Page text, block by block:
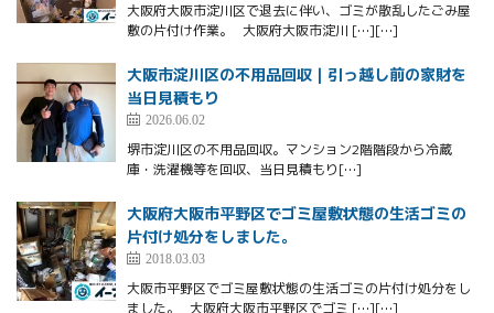
大阪府大阪市淀川区で退去に伴い、ゴミが散乱したごみ屋
敷の片付け作業。 大阪府大阪市淀川 […][…]
大阪市淀川区の不用品回収｜引っ越し前の家財を
当日見積もり
2026.06.02
堺市淀川区の不用品回収。マンション2階階段から冷蔵
庫・洗濯機等を回収、当日見積もり[…]
大阪府大阪市平野区でゴミ屋敷状態の生活ゴミの
片付け処分をしました。
2018.03.03
大阪市平野区でゴミ屋敷状態の生活ゴミの片付け処分をし
ました。 大阪府大阪市平野区でゴミ […][…]